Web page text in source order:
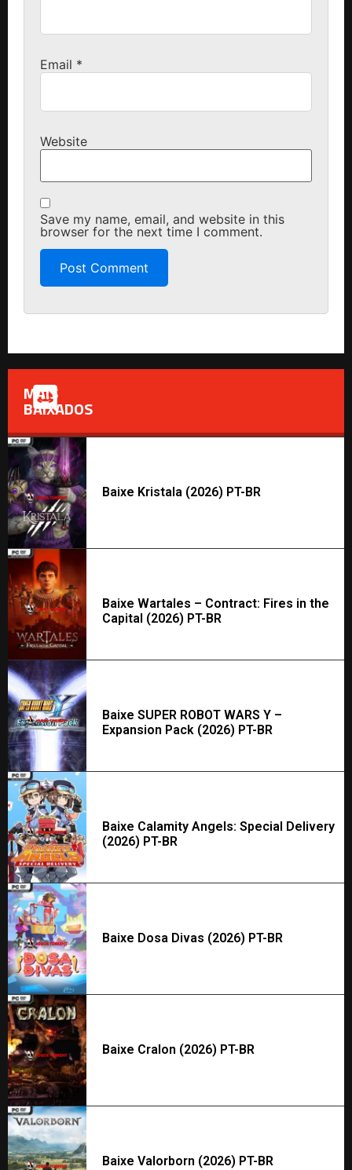
Email *
Website
Save my name, email, and website in this
browser for the next time I comment.
MAIS
BAIXADOS
Baixe Kristala (2026) PT-BR
Baixe Wartales – Contract: Fires in the
Capital (2026) PT-BR
Baixe SUPER ROBOT WARS Y –
Expansion Pack (2026) PT-BR
Baixe Calamity Angels: Special Delivery
(2026) PT-BR
Baixe Dosa Divas (2026) PT-BR
Baixe Cralon (2026) PT-BR
Baixe Valorborn (2026) PT-BR